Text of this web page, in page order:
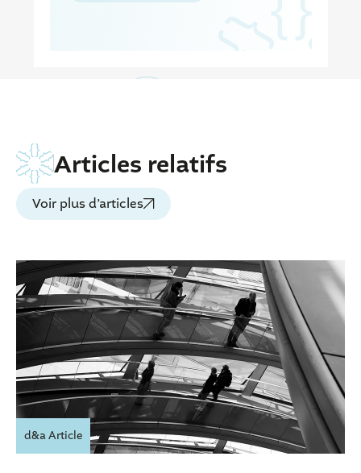
Articles relatifs
Voir plus d’articles
d&a Article